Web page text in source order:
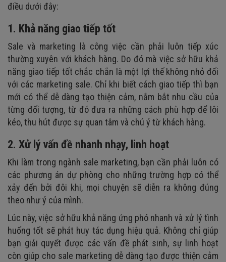
điều dưới đây:
1. Khả năng giao tiếp tốt
Sale và marketing là công việc cần phải luôn tiếp xúc
thường xuyên với khách hàng. Do đó mà việc sở hữu khả
năng giao tiếp tốt chắc chắn là một lợi thế không nhỏ đối
với các marketing sale. Chỉ khi biết cách giao tiếp thì bạn
mới có thể dễ dàng tạo thiện cảm, nắm bắt nhu cầu của
từng đối tượng, từ đó đưa ra những cách phù hợp để lôi
kéo, thu hút được sự quan tâm và chú ý từ khách hàng.
2. Xử lý vấn đề nhanh nhạy, linh hoạt
Khi làm trong ngành sale marketing, bạn cần phải luôn có
các phương án dự phòng cho những trường hợp có thể
xảy đến bởi đôi khi, mọi chuyện sẽ diễn ra không đúng
theo như ý của mình.
Lúc này, việc sở hữu khả năng ứng phó nhanh và xử lý tình
huống tốt sẽ phát huy tác dụng hiệu quả. Không chỉ giúp
bạn giải quyết được các vấn đề phát sinh, sự linh hoạt
còn giúp cho sale marketing dễ dàng tạo được thiện cảm